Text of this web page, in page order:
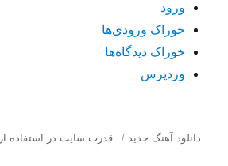
ورود
خوراک ورودی‌ها
خوراک دیدگاه‌ها
وردپرس
دانلود آهنگ جدید قدرت سایت در استفاده از WordPress